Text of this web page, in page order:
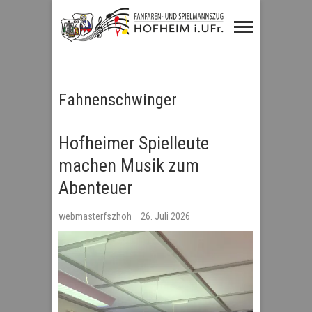
Fanfaren- und
Spielmannszug
Fahnenschwinger
Hofheimer Spielleute
machen Musik zum
Abenteuer
webmasterfszhoh 26. Juli 2026